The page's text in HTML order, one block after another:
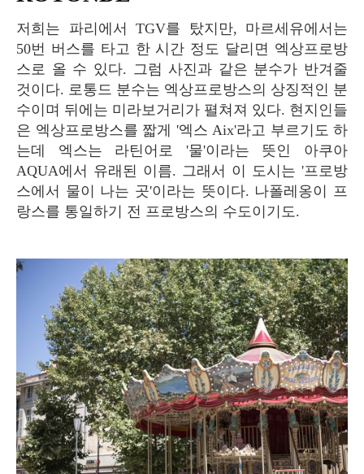
저희는 파리에서 TGV를 탔지만, 마르세유에서는
50번 버스를 타고 한 시간 정도 달리면 엑상프로방
스로 올 수 있다. 그럼 사진과 같은 분수가 반겨줄
것이다. 로통드 분수는 엑상프로방스의 상징적인 분
수이며 뒤에는 미라보거리가 펼쳐져 있다. 현지인들
은 엑상프로방스를 짧게 '엑스 Aix'라고 부르기도 하
는데 엑스는 라틴어로 '물'이라는 뜻인 아쿠아
AQUA에서 유래된 이름. 그래서 이 도시는 '프로방
스에서 물이 나는 곳'이라는 뜻이다. 나폴레옹이 프
랑스를 통일하기 전 프로방스의 수도이기도.